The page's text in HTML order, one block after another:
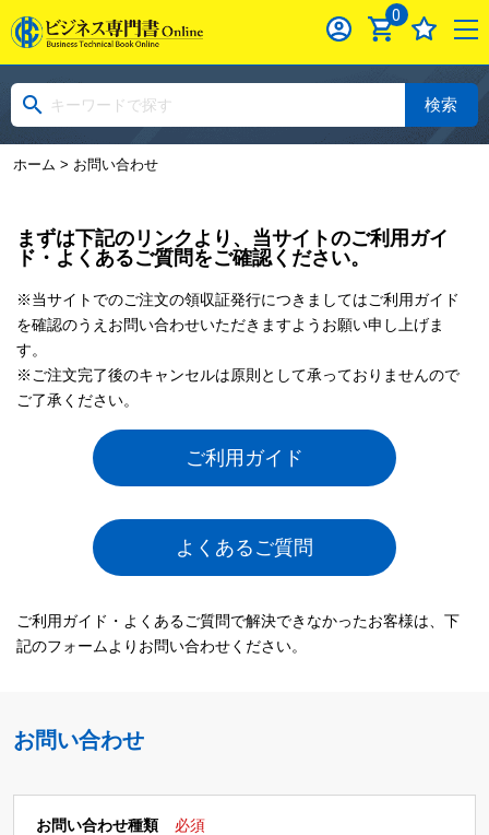
0
検索
ホーム > お問い合わせ
まずは下記のリンクより、当サイトのご利用ガイ
ド・よくあるご質問をご確認ください。
※当サイトでのご注文の領収証発行につきましてはご利用ガイド
を確認のうえお問い合わせいただきますようお願い申し上げま
す。
※ご注文完了後のキャンセルは原則として承っておりませんので
ご了承ください。
ご利用ガイド
よくあるご質問
ご利用ガイド・よくあるご質問で解決できなかったお客様は、下
記のフォームよりお問い合わせください。
お問い合わせ
お問い合わせ種類 必須